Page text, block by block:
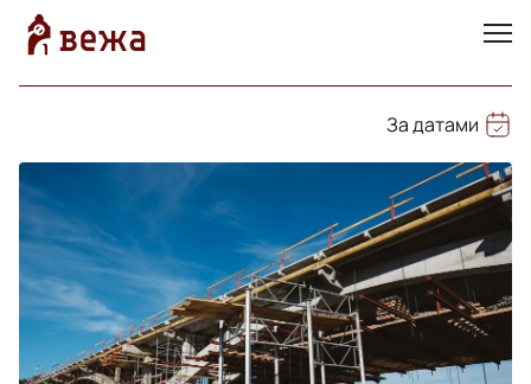
За датами